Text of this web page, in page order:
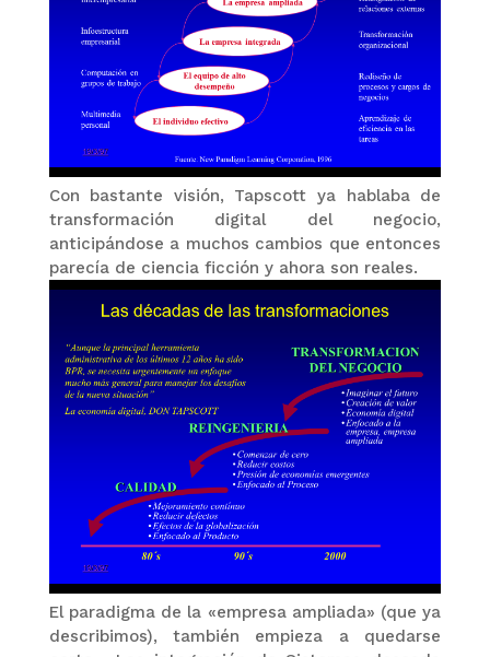
Con bastante visión, Tapscott ya hablaba de
transformación digital del negocio,
anticipándose a muchos cambios que entonces
parecía de ciencia ficción y ahora son reales.
El paradigma de la «empresa ampliada» (que ya
describimos), también empieza a quedarse